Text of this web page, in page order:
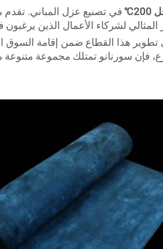
لشركاء الأعمال الذين
تطوير هذا القطاع ضمن إقامة
فإن سورنانو تمتلك مجموعة